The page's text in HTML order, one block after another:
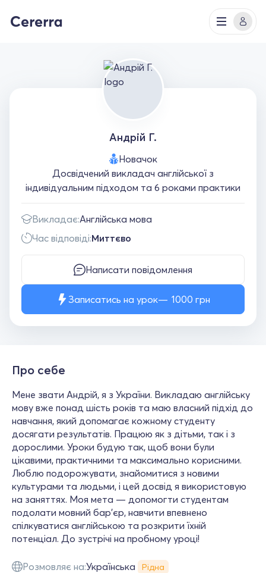
Андрій Г.
Новачок
Досвідчений викладач англійської з
індивідуальним підходом та 6 роками практики
Викладає:Англійська мова
Час відповіді:Миттєво
Написати повідомлення
Записатись на урок 1000 грн
Про себе
Мене звати Андрій, я з України. Викладаю англійську
мову вже понад шість років та маю власний підхід до
навчання, який допомагає кожному студенту
досягати результатів. Працюю як з дітьми, так і з
дорослими. Уроки будую так, щоб вони були
цікавими, практичними та максимально корисними.
Люблю подорожувати, знайомитися з новими
культурами та людьми, і цей досвід я використовую
на заняттях. Моя мета — допомогти студентам
подолати мовний бар’єр, навчити впевнено
спілкуватися англійською та розкрити їхній
потенціал. До зустрічі на пробному уроці!
Розмовляє на:Українська Рідна